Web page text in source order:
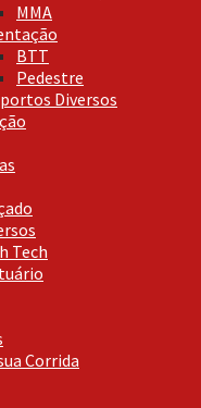
MMA
BTT
Pedestre
Diversos
Tech
Corrida